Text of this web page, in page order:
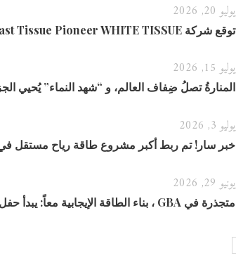
يوليو 20, 2026
توقع شركة Middle East Tissue Pioneer WHITE TISSUE عقود TM2 و TM3 مع…
يوليو 15, 2026
المنارةُ تصلُ ضِفاف العالم، و “شهد النماء” يُحيي
يوليو 3, 2026
خبر سار! تم ربط أكبر مشروع طاقة رياح مستقل
يونيو 29, 2026
متجذرة في GBA ، بناء الطاقة الإيجابية معاً: يبدأ حفل الإطلاق العالمي…